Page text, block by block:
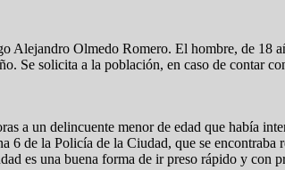
Olmedo Romero. El hombre, de 18
Se solicita a la población, en caso de contar
a un delincuente menor de edad que había
de la Policía de la Ciudad, que se encontraba
es una buena forma de ir preso rápido y con